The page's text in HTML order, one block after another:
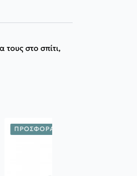
στο σπίτι,
ΠΡΟΣΦΟΡΆ!